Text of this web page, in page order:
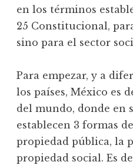
en los términos
25 Constitucional,
sino para el sector
Para empezar, y a
los países, México es
del mundo, donde en
establecen 3 formas
propiedad pública, la
propiedad social. Es